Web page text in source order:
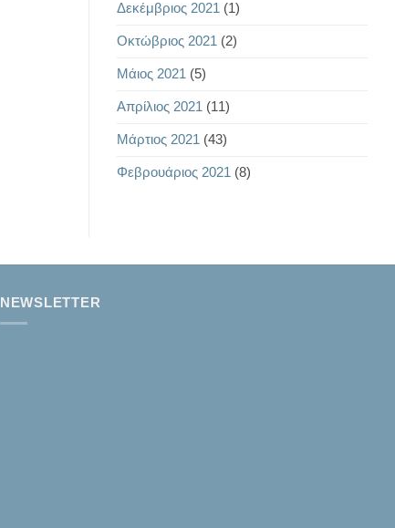
Δεκέμβριος 2021 (1)
Οκτώβριος 2021 (2)
Μάιος 2021 (5)
Απρίλιος 2021 (11)
Μάρτιος 2021 (43)
Φεβρουάριος 2021 (8)
NEWSLETTER